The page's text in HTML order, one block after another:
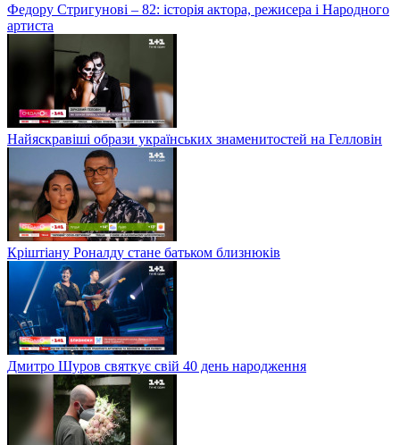
Федору Стригунові – 82: історія актора, режисера і Народного
артиста
Найяскравіші образи українських знаменитостей на Гелловін
Кріштіану Роналду стане батьком близнюків
Дмитро Шуров святкує свій 40 день народження